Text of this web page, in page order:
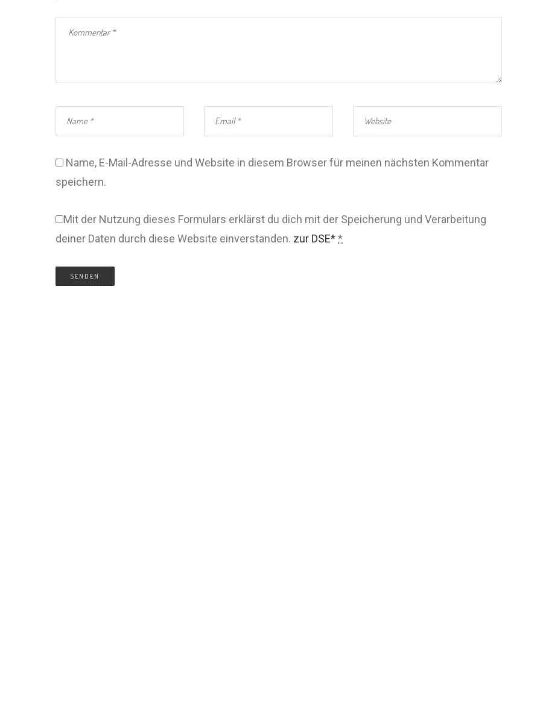
Name, E-Mail-Adresse und Website in diesem Browser für meinen nächsten Kommentar
speichern.
Mit der Nutzung dieses Formulars erklärst du dich mit der Speicherung und Verarbeitung
deiner Daten durch diese Website einverstanden. zur DSE**